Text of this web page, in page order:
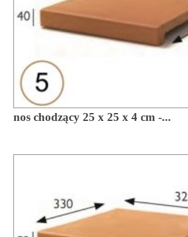
nos chodzący 25 x 25 x 4 cm -...